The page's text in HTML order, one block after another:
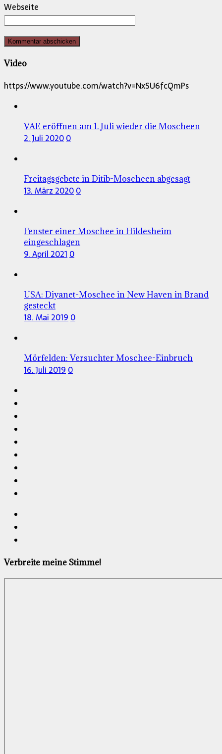
Webseite
Video
https://www.youtube.com/watch?v=NxSU6fcQmPs
VAE eröffnen am 1. Juli wieder die Moscheen
2. Juli 20200
Freitagsgebete in Ditib-Moscheen abgesagt
13. März 20200
Fenster einer Moschee in Hildesheim
eingeschlagen
9. April 2021 0
USA: Diyanet-Moschee in New Haven in Brand
gesteckt
18. Mai 2019 0
Mörfelden: Versuchter Moschee-Einbruch
16. Juli 2019 0
Verbreite meine Stimme!